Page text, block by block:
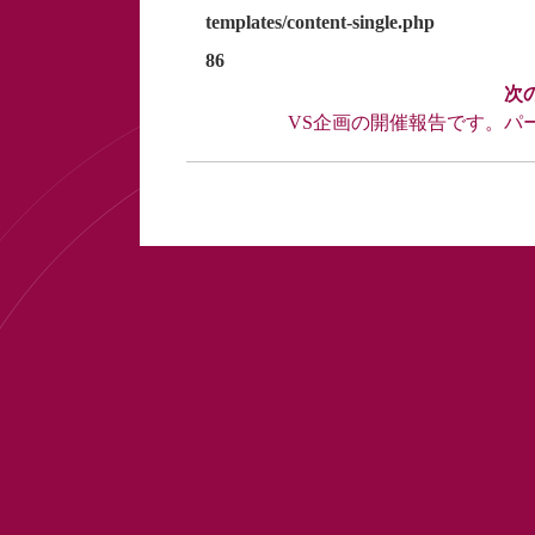
templates/content-single.php
86
VS企画の開催報告です。パ